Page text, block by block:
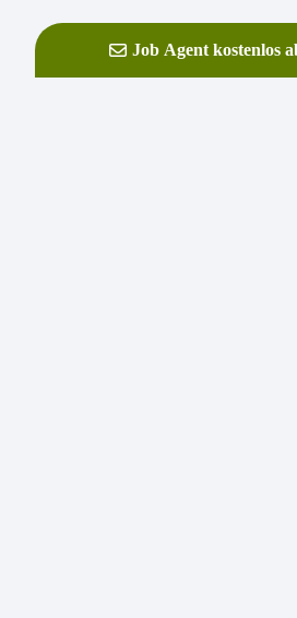
Job Agent kostenlos